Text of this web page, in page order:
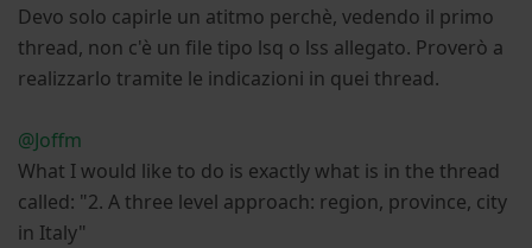
Devo solo capirle un atitmo perchè, vedendo il primo
thread, non c'è un file tipo lsq o lss allegato. Proverò a
realizzarlo tramite le indicazioni in quei thread.
@Joffm
What I would like to do is exactly what is in the thread
called: "2. A three level approach: region, province, city
in Italy"